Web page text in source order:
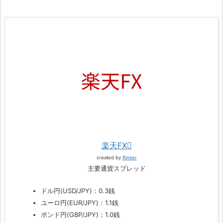
楽天FX
created by Rinker
主要通貨スプレッド
ドル円(USD/JPY)：0.3銭
ユーロ円(EUR/JPY)：1.1銭
ポンド円(GBP/JPY)：1.0銭